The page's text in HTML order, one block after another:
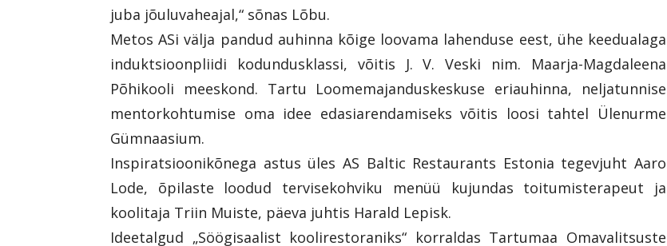
juba jõuluvaheajal,“ sõnas Lõbu.
Metos ASi välja pandud auhinna kõige loovama lahenduse eest, ühe keedualaga
induktsioonpliidi kodundusklassi, võitis J. V. Veski nim. Maarja-Magdaleena
Põhikooli meeskond. Tartu Loomemajanduskeskuse eriauhinna, neljatunnise
mentorkohtumise oma idee edasiarendamiseks võitis loosi tahtel Ülenurme
Gümnaasium.
Inspiratsioonikõnega astus üles AS Baltic Restaurants Estonia tegevjuht Aaro
Lode, õpilaste loodud tervisekohviku menüü kujundas toitumisterapeut ja
koolitaja Triin Muiste, päeva juhtis Harald Lepisk.
Ideetalgud „Söögisaalist koolirestoraniks“ korraldas Tartumaa Omavalitsuste